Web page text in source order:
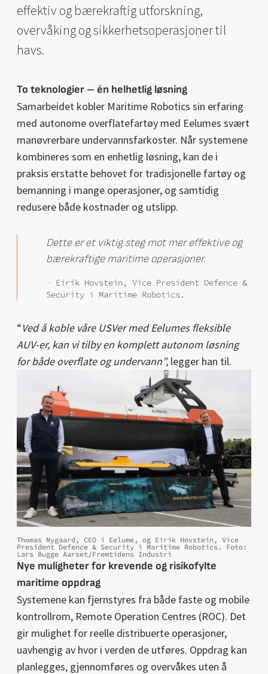
effektiv og bærekraftig utforskning,
overvåking og sikkerhetsoperasjoner til
havs.
To teknologier – én helhetlig løsning
Samarbeidet kobler Maritime Robotics sin erfaring
med autonome overflatefartøy med Eelumes svært
manøvrerbare undervannsfarkoster. Når systemene
kombineres som en enhetlig løsning, kan de i
praksis erstatte behovet for tradisjonelle fartøy og
bemanning i mange operasjoner, og samtidig
redusere både kostnader og utslipp.
Dette er et viktig steg mot mer effektive og
bærekraftige maritime operasjoner.
- Eirik Hovstein, Vice President Defence &
Security i Maritime Robotics.
“Ved å koble våre USVer med Eelumes fleksible
AUV-er, kan vi tilby en komplett autonom løsning
for både overflate og undervann”, legger han til.
Thomas Nygaard, CEO i Eelume, og Eirik Hovstein, Vice
President Defence & Security i Maritime Robotics. Foto:
Lars Bugge Aarset/Fremtidens Industri
Nye muligheter for krevende og risikofylte
maritime oppdrag
Systemene kan fjernstyres fra både faste og mobile
kontrollrom, Remote Operation Centres (ROC). Det
gir mulighet for reelle distribuerte operasjoner,
uavhengig av hvor i verden de utføres. Oppdrag kan
planlegges, gjennomføres og overvåkes uten å